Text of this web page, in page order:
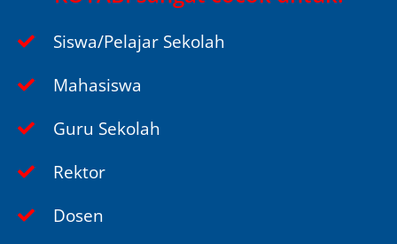
Siswa/Pelajar Sekolah
Mahasiswa
Guru Sekolah
Rektor
Dosen